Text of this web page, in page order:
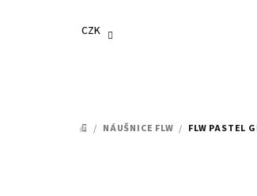
CZK
DOMŮ
/ NÁUŠNICE FLW / FLW PASTEL